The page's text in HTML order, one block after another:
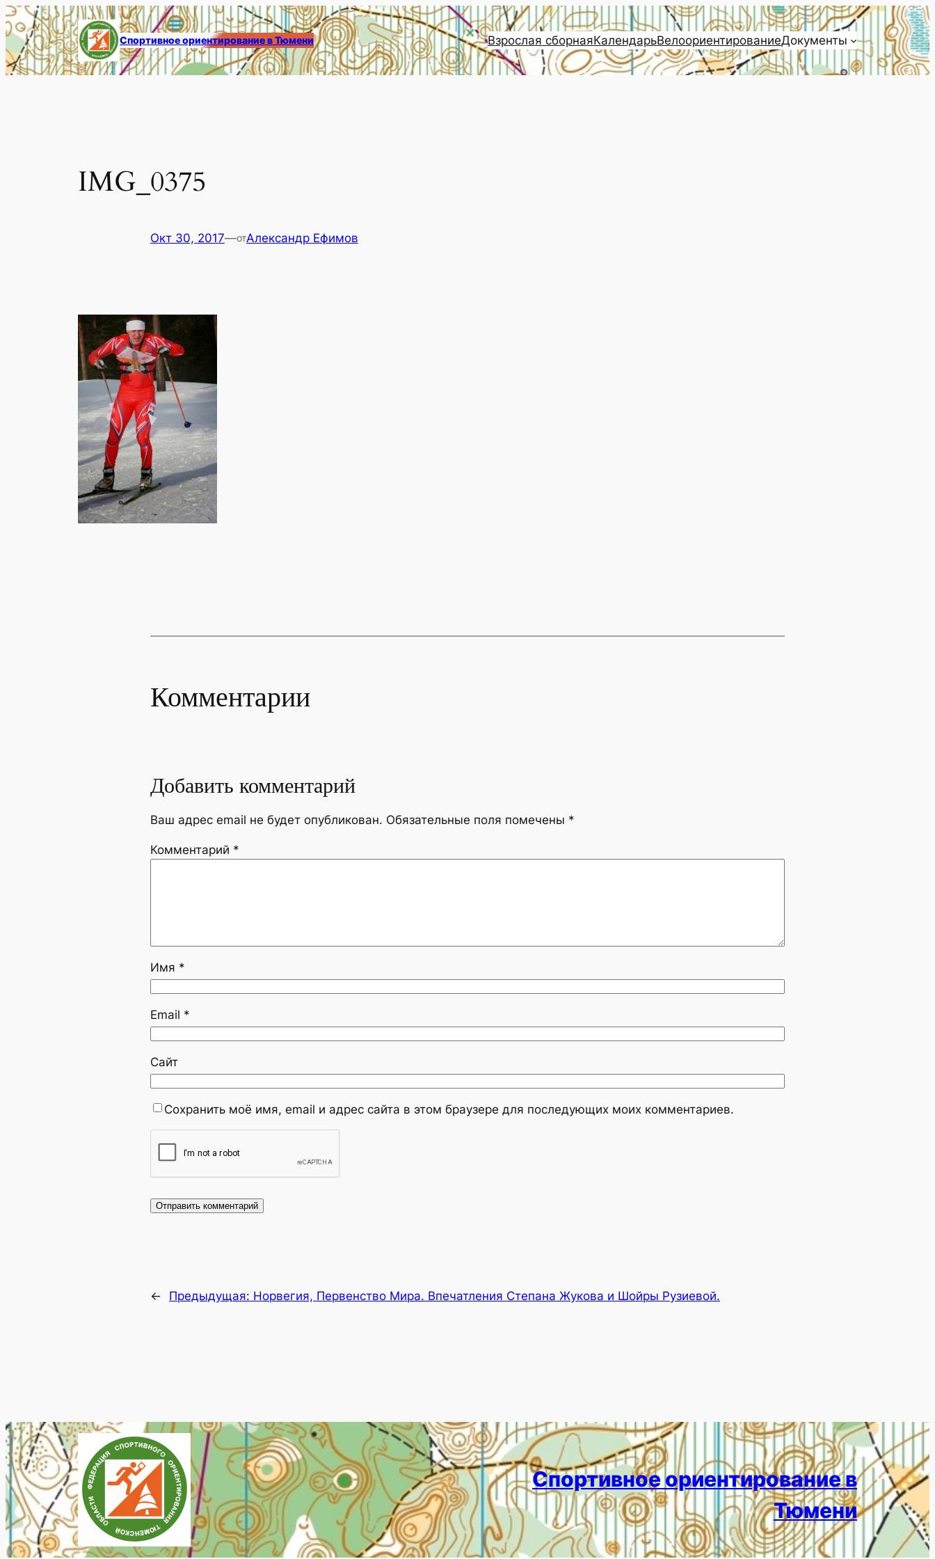
Перейти
к
содержимому
Спортивное ориентирование в Тюмени Взрослая сборнаяКалендарьВелоориентированиеДокументы
IMG_0375
Окт 30, 2017—отАлександр Ефимов
Комментарии
Добавить комментарий
Ваш адрес email не будет опубликован. Обязательные поля помечены *
Комментарий *
Имя *
Email *
Сайт
Сохранить моё имя, email и адрес сайта в этом браузере для последующих моих комментариев.
← Предыдущая: Норвегия, Первенство Мира. Впечатления Степана Жукова и Шойры Рузиевой.
Спортивное ориентирование в
Тюмени